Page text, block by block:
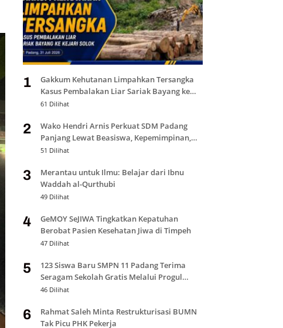
1
Gakkum Kehutanan Limpahkan Tersangka
Kasus Pembalakan Liar Sariak Bayang ke
Kejari Solok
61 Dilihat
2
Wako Hendri Arnis Perkuat SDM Padang
Panjang Lewat Beasiswa, Kepemimpinan,
dan Bantuan Pendidikan
51 Dilihat
3
Merantau untuk Ilmu: Belajar dari Ibnu
Waddah al-Qurthubi
49 Dilihat
4
GeMOY SeJIWA Tingkatkan Kepatuhan
Berobat Pasien Kesehatan Jiwa di Timpeh
47 Dilihat
5
123 Siswa Baru SMPN 11 Padang Terima
Seragam Sekolah Gratis Melalui Progul
Padang Juara
46 Dilihat
6
Rahmat Saleh Minta Restrukturisasi BUMN
Tak Picu PHK Pekerja